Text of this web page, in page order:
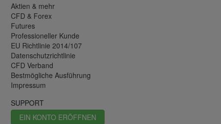
Aktien & mehr
CFD & Forex
Futures
Professioneller Kunde
EU Richtlinie 2014/107
Datenschutzrichtlinie
CFD Verband
Bestmögliche Ausführung
Impressum
SUPPORT
EIN KONTO ERÖFFNEN